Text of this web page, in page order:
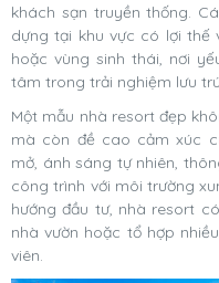
khách sạn truyền thống.
dựng tại khu vực có lợi thế
hoặc vùng sinh thái, nơi
tâm trong trải nghiệm lưu trú.
Một mẫu nhà resort đẹp
mà còn đề cao cảm xúc
mở, ánh sáng tự nhiên,
công trình với môi trường
hướng đầu tư, nhà resort
nhà vườn hoặc tổ hợp
viên.